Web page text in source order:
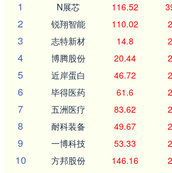
1
N展芯 116.52
2 锐翔智能 110.02
3 志特新材 14.8
4 博腾股份 20.44
5 近岸蛋白 46.72
6 毕得医药 61.6
7 五洲医疗 83.62
8 耐科装备 49.67
9 一博科技 53.33
10 方邦股份 146.16